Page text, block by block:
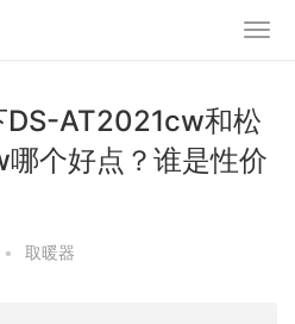
DS-AT2021cw和松
个好点？谁是性价
• 取暖器